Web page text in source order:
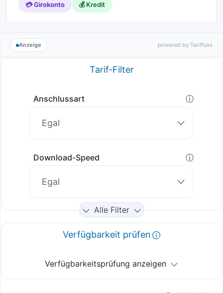
💳 Girokonto
💰 Kredit
Anzeige powered by Tariffuxx